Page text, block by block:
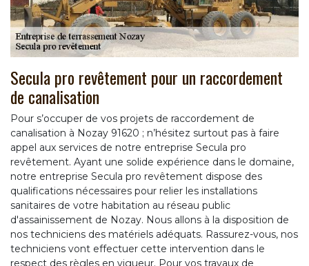
Secula pro revêtement pour un raccordement
de canalisation
Pour s’occuper de vos projets de raccordement de
canalisation à Nozay 91620 ; n’hésitez surtout pas à faire
appel aux services de notre entreprise Secula pro
revêtement. Ayant une solide expérience dans le domaine,
notre entreprise Secula pro revêtement dispose des
qualifications nécessaires pour relier les installations
sanitaires de votre habitation au réseau public
d'assainissement de Nozay. Nous allons à la disposition de
nos techniciens des matériels adéquats. Rassurez-vous, nos
techniciens vont effectuer cette intervention dans le
respect des règles en vigueur. Pour vos travaux de